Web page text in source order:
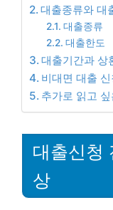
대출종류와 대
대출종류
대출한도
대출기간과 상
비대면 대출
추가로 읽고
대출신청
상